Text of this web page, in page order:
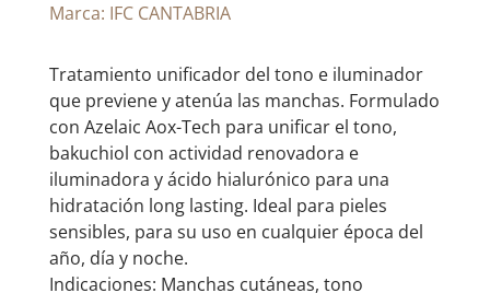
Marca: IFC CANTABRIA
Tratamiento unificador del tono e iluminador
que previene y atenúa las manchas. Formulado
con Azelaic Aox-Tech para unificar el tono,
bakuchiol con actividad renovadora e
iluminadora y ácido hialurónico para una
hidratación long lasting. Ideal para pieles
sensibles, para su uso en cualquier época del
año, día y noche.
Indicaciones: Manchas cutáneas, tono